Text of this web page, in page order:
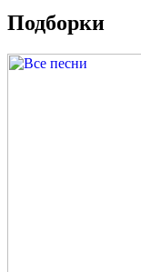
Подборки